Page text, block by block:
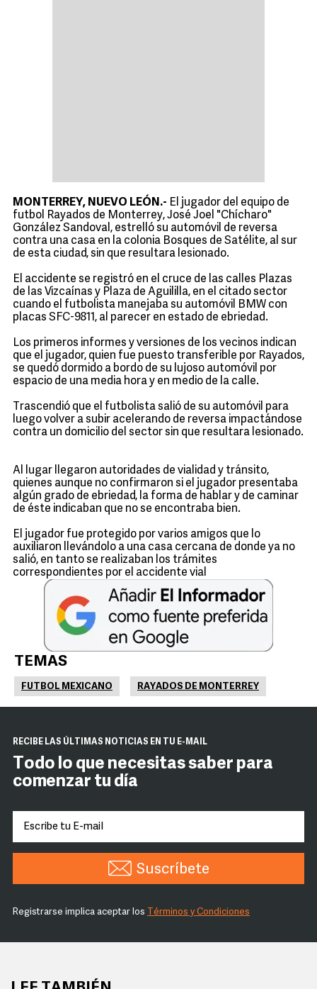
MONTERREY, NUEVO LEÓN.- El jugador del equipo de
futbol Rayados de Monterrey, José Joel "Chícharo"
González Sandoval, estrelló su automóvil de reversa
contra una casa en la colonia Bosques de Satélite, al sur
de esta ciudad, sin que resultara lesionado.
El accidente se registró en el cruce de las calles Plazas
de las Vizcaínas y Plaza de Aguililla, en el citado sector
cuando el futbolista manejaba su automóvil BMW con
placas SFC-9811, al parecer en estado de ebriedad.
Los primeros informes y versiones de los vecinos indican
que el jugador, quien fue puesto transferible por Rayados,
se quedó dormido a bordo de su lujoso automóvil por
espacio de una media hora y en medio de la calle.
Trascendió que el futbolista salió de su automóvil para
luego volver a subir acelerando de reversa impactándose
contra un domicilio del sector sin que resultara lesionado.
Al lugar llegaron autoridades de vialidad y tránsito,
quienes aunque no confirmaron si el jugador presentaba
algún grado de ebriedad, la forma de hablar y de caminar
de éste indicaban que no se encontraba bien.
El jugador fue protegido por varios amigos que lo
auxiliaron llevándolo a una casa cercana de donde ya no
salió, en tanto se realizaban los trámites
correspondientes por el accidente vial
TEMAS
FUTBOL MEXICANO RAYADOS DE MONTERREY
RECIBE LAS ÚLTIMAS NOTICIAS EN TU E-MAIL
Todo lo que necesitas saber para
comenzar tu día
Suscríbete
Registrarse implica aceptar los Términos y Condiciones